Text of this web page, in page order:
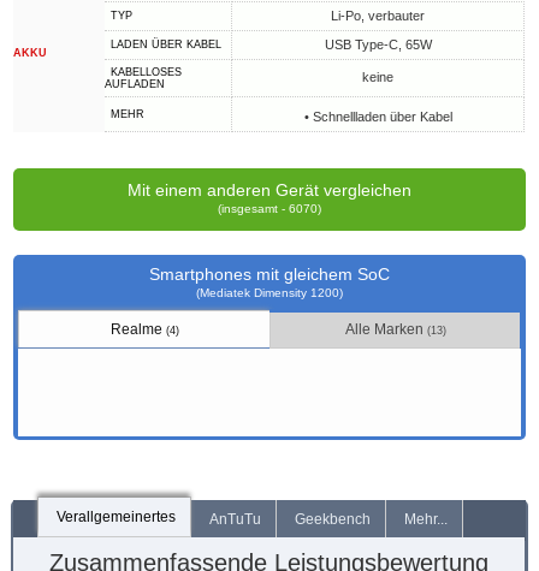
AKKU
TYP Li-Po, verbauter
LADEN ÜBER KABEL USB Type-C, 65W
KABELLOSES
AUFLADEN
keine
MEHR • Schnellladen über Kabel
Mit einem anderen Gerät vergleichen
(insgesamt - 6070)
Smartphones mit gleichem SoC
(Mediatek Dimensity 1200)
Realme (4) Alle Marken (13)
Verallgemeinertes AnTuTu Geekbench Mehr...
Zusammenfassende Leistungsbewertung